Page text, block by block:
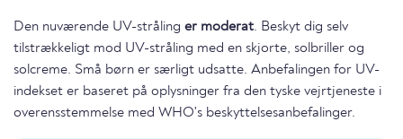
Den nuværende UV-stråling er moderat. Beskyt dig selv
tilstrækkeligt mod UV-stråling med en skjorte, solbriller og
solcreme. Små børn er særligt udsatte. Anbefalingen for UV-
indekset er baseret på oplysninger fra den tyske vejrtjeneste i
overensstemmelse med WHO's beskyttelsesanbefalinger.